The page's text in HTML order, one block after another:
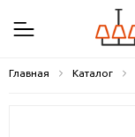
Главная Каталог